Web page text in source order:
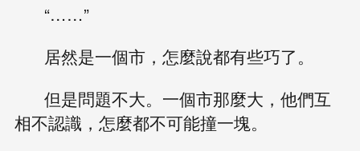
“……”
居然是一個市，怎麼說都有些巧了。
但是問題不大。一個市那麼大，他們互
相不認識，怎麼都不可能撞一塊。